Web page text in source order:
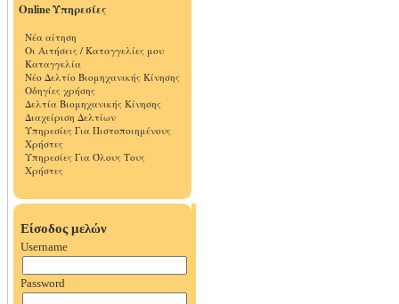
Online Υπηρεσίες
Νέα αίτηση
Οι Αιτήσεις / Καταγγελίες μου
Καταγγελία
Νέο Δελτίο Βιομηχανικής Κίνησης
Οδηγίες χρήσης
Δελτία Βιομηχανικής Κίνησης
Διαχείριση Δελτίων
Υπηρεσίες Για Πιστοποιημένους
Χρήστες
Υπηρεσίες Για Όλους Τους
Χρήστες